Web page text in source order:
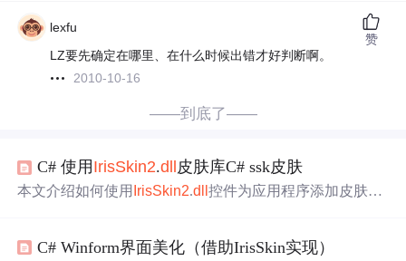
lexfu
LZ要先确定在哪里、在什么时候出错才好判断啊。
2010-10-16
赞
——到底了——
C# 使用 IrisSkin2.dll 皮肤库C# ssk皮肤
本文介绍如何使用 IrisSkin2.dll控件为应用程序添加皮肤功
C# Winform界面美化（借助IrisSkin实现）